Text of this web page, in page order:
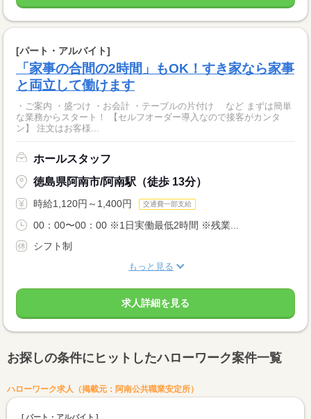
[パート・アルバイト]
「家事の合間の2時間」もOK！すき家なら家事
と両立して働けます
・ご案内 ・盛つけ ・お会計 ・テーブルの片付け など まずは簡単
な業務からスタート！ 【セルフオーダー導入なので接客がカンタ
ン】 注文はお客様...
ホールスタッフ
徳島県阿南市/阿南駅（徒歩 13分）
時給1,120円～1,400円 交通費一部支給
00：00〜00：00 ※1日実働最低2時間 ※残業...
シフト制
もっと見る
求人詳細を見る
お探しの条件にヒットしたハローワーク案件一覧
ハローワーク求人（掲載元：阿南公共職業安定所）
パート・アルバイト